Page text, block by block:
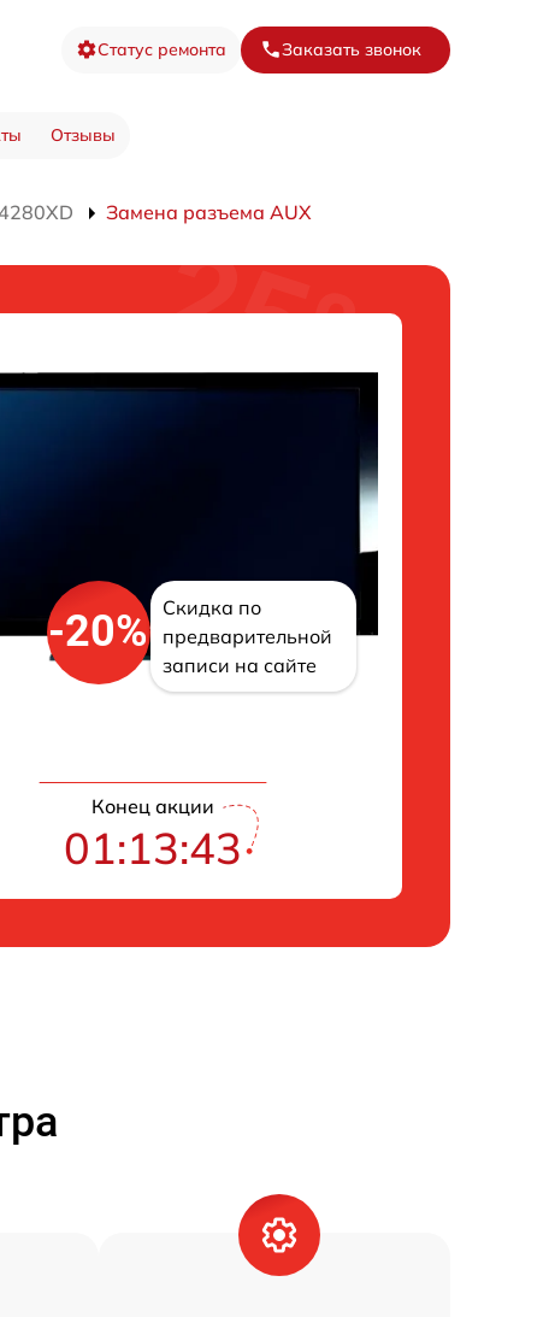
Статус ремонта Заказать звонок
Отзывы
Замена разъема AUX
-20%
Скидка по
предварительной
записи на сайте
Конец акции
01:13:43